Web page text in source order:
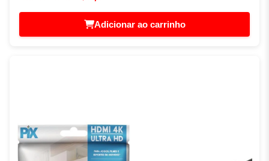
Adicionar ao carrinho